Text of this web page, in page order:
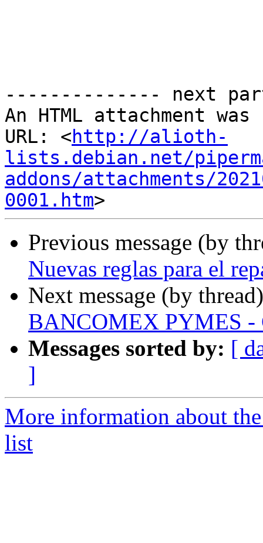
-------------- next
An HTML attachment
URL: <http://alioth-
lists.debian.net/
addons/attachments/
0001.htm
Previous message (by
Nuevas reglas para el
Next message (by
BANCOMEX PYMES -
Messages sorted by: [
]
More information about
list